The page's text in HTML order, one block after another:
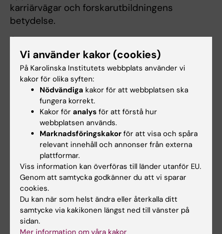
karriärvägar och forskarutbildningens
betydelse.
betonade Ole Petter Ottersen. Det är även
tidshorisonten för FN:s hållbarhetsmål, som
han anser bör inspirera KI:s verksamhet, något
som kräver nytänkande när
utbildningsprogrammen struktureras.
– Vårt ansvar som ett av världens ledande
medicinska universitet sträcker sig långt
bortom landets gränser. Ur ett globalt, liksom
regionalt, perspektiv finns stora ojämlikheter i
hälsa. Men med insikt, engagemang och
forskning kan vi göra insatser som leder till
förändring. Det ser jag som en av de
viktigaste uppgifterna för Karolinska Institutet
Vi använder kakor (cookies)
På Karolinska Institutets webbplats använder vi
kakor för olika syften:
Nödvändiga kakor för att webbplatsen ska
fungera korrekt.
Kakor för analys för att förstå hur
webbplatsen används.
Marknadsföringskakor för att visa och spåra
relevant innehåll och annonser från externa
plattformar.
Viss information kan överföras till länder utanför EU.
Genom att samtycka godkänner du att vi sparar
cookies.
Du kan när som helst ändra eller återkalla ditt
samtycke via kakikonen längst ned till vänster på
sidan.
Mer information om våra kakor